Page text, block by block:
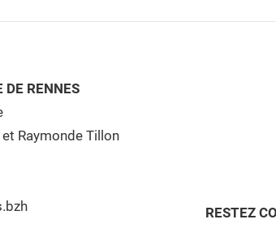
DE RENNES
Raymonde Tillon
RESTEZ